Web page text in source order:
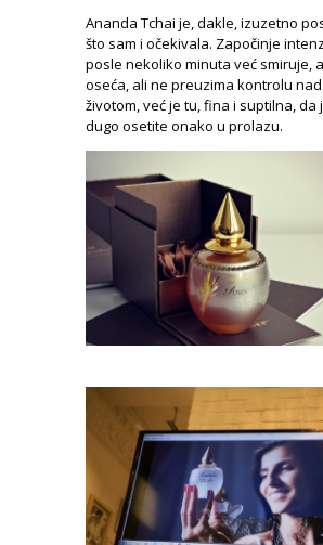
Ananda Tchai je, dakle, izuzetno
što sam i očekivala. Započinje
posle nekoliko minuta već smiruje,
oseća, ali ne preuzima kontrolu
životom, već je tu, fina i suptilna, da
dugo osetite onako u prolazu.